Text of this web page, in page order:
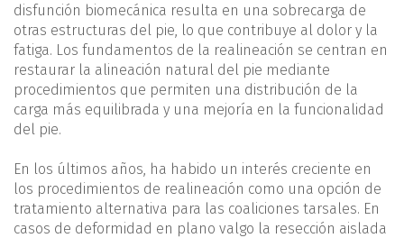
disfunción biomecánica resulta en una sobrecarga de
otras estructuras del pie, lo que contribuye al dolor y la
fatiga. Los fundamentos de la realineación se centran en
restaurar la alineación natural del pie mediante
procedimientos que permiten una distribución de la
carga más equilibrada y una mejoría en la funcionalidad
del pie.
En los últimos años, ha habido un interés creciente en
los procedimientos de realineación como una opción de
tratamiento alternativa para las coaliciones tarsales. En
casos de deformidad en plano valgo la resección aislada